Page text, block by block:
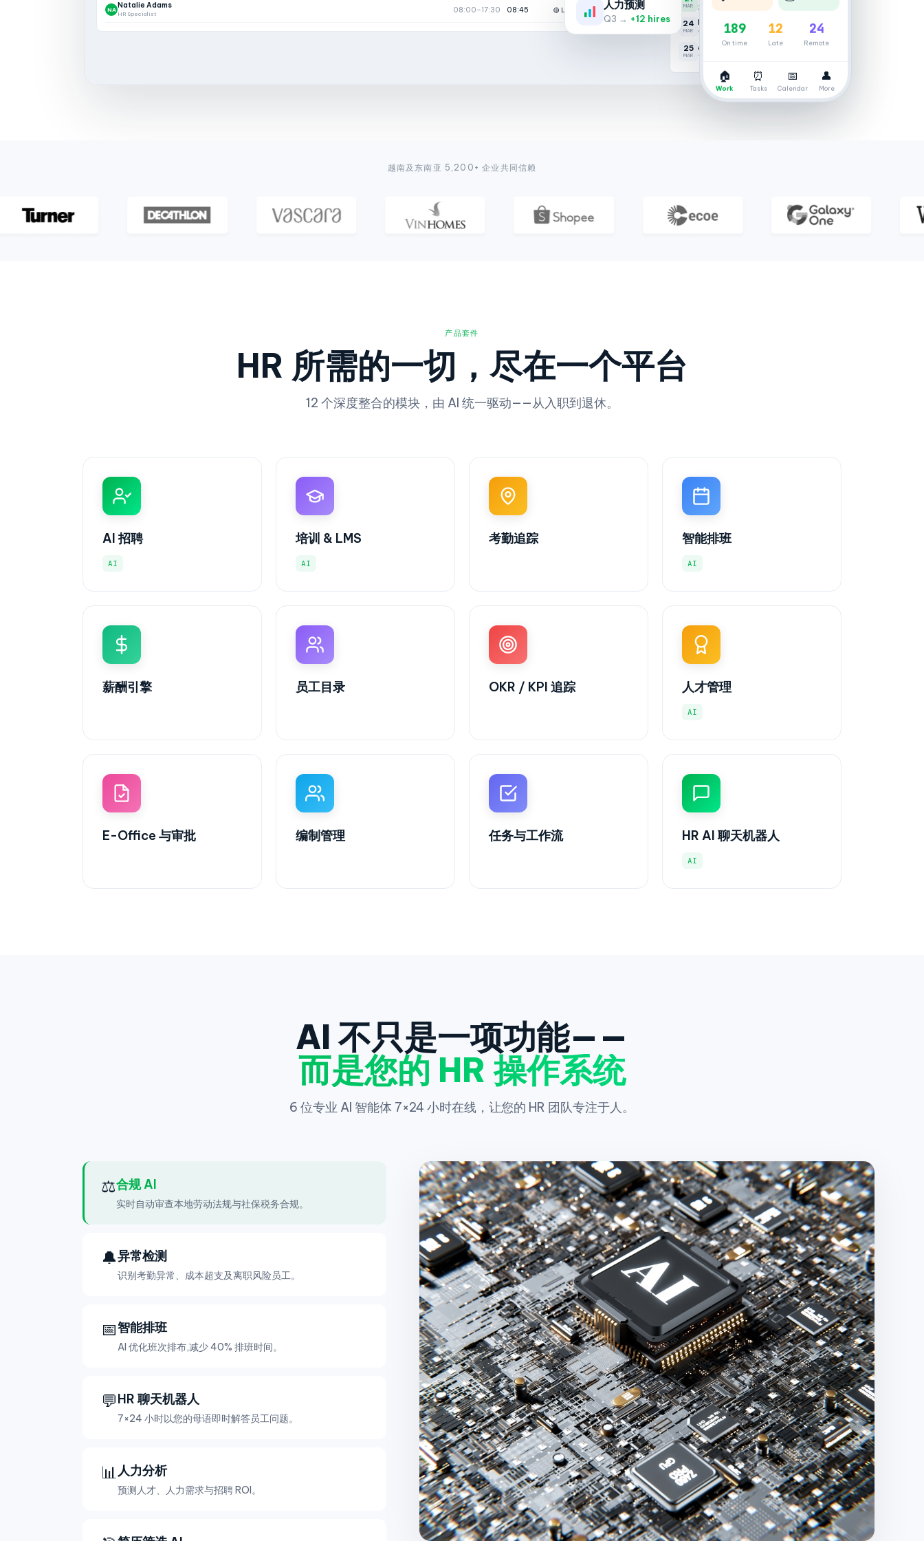
NA Natalie Adams
HR Specialist 08:00–17:30 08:45 🟡 Late 45 min 0h 00m MAR 2:00 PM · All depts
24
MAR
Panel Interview
9:00 AM · 3 candidates
25
MAR
All Hands Meeting
11:00 AM · Company-wide
189 12 24
🏠
Work
⏰
Tasks
📅
Calendar
👤
More
人力预测
Q3 → +12 hires
越南及东南亚 5,200+ 企业共同信赖
产品套件
HR 所需的一切，尽在一个平台
12 个深度整合的模块，由 AI 统一驱动——从入职到退休。
AI 招聘
AI
培训 & LMS
AI
考勤追踪 智能排班
AI
薪酬引擎 员工目录 OKR / KPI 追踪 人才管理
AI
E-Office 与审批 编制管理 任务与工作流 HR AI 聊天机器人
AI
AI 不只是一项功能——
而是您的 HR 操作系统
6 位专业 AI 智能体 7×24 小时在线，让您的 HR 团队专注于人。
⚖️合规 AI
实时自动审查本地劳动法规与社保税务合规。
🔔异常检测
识别考勤异常、成本超支及离职风险员工。
📅智能排班
AI 优化班次排布,减少 40% 排班时间。
💬HR 聊天机器人
7×24 小时以您的母语即时解答员工问题。
📊人力分析
预测人才、人力需求与招聘 ROI。